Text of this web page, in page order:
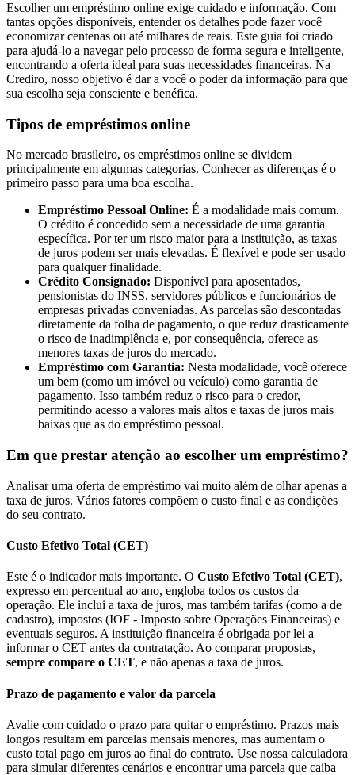
Escolher um empréstimo online exige cuidado e informação. Com
tantas opções disponíveis, entender os detalhes pode fazer você
economizar centenas ou até milhares de reais. Este guia foi criado
para ajudá-lo a navegar pelo processo de forma segura e inteligente,
encontrando a oferta ideal para suas necessidades financeiras. Na
Crediro, nosso objetivo é dar a você o poder da informação para que
sua escolha seja consciente e benéfica.
Tipos de empréstimos online
No mercado brasileiro, os empréstimos online se dividem
principalmente em algumas categorias. Conhecer as diferenças é o
primeiro passo para uma boa escolha.
Empréstimo Pessoal Online: É a modalidade mais comum.
O crédito é concedido sem a necessidade de uma garantia
específica. Por ter um risco maior para a instituição, as taxas
de juros podem ser mais elevadas. É flexível e pode ser usado
para qualquer finalidade.
Crédito Consignado: Disponível para aposentados,
pensionistas do INSS, servidores públicos e funcionários de
empresas privadas conveniadas. As parcelas são descontadas
diretamente da folha de pagamento, o que reduz drasticamente
o risco de inadimplência e, por consequência, oferece as
menores taxas de juros do mercado.
Empréstimo com Garantia: Nesta modalidade, você oferece
um bem (como um imóvel ou veículo) como garantia de
pagamento. Isso também reduz o risco para o credor,
permitindo acesso a valores mais altos e taxas de juros mais
baixas que as do empréstimo pessoal.
Em que prestar atenção ao escolher um empréstimo?
Analisar uma oferta de empréstimo vai muito além de olhar apenas a
taxa de juros. Vários fatores compõem o custo final e as condições
do seu contrato.
Custo Efetivo Total (CET)
Este é o indicador mais importante. O Custo Efetivo Total (CET),
expresso em percentual ao ano, engloba todos os custos da
operação. Ele inclui a taxa de juros, mas também tarifas (como a de
cadastro), impostos (IOF - Imposto sobre Operações Financeiras) e
eventuais seguros. A instituição financeira é obrigada por lei a
informar o CET antes da contratação. Ao comparar propostas,
sempre compare o CET, e não apenas a taxa de juros.
Prazo de pagamento e valor da parcela
Avalie com cuidado o prazo para quitar o empréstimo. Prazos mais
longos resultam em parcelas mensais menores, mas aumentam o
custo total pago em juros ao final do contrato. Use nossa calculadora
para simular diferentes cenários e encontrar uma parcela que caiba